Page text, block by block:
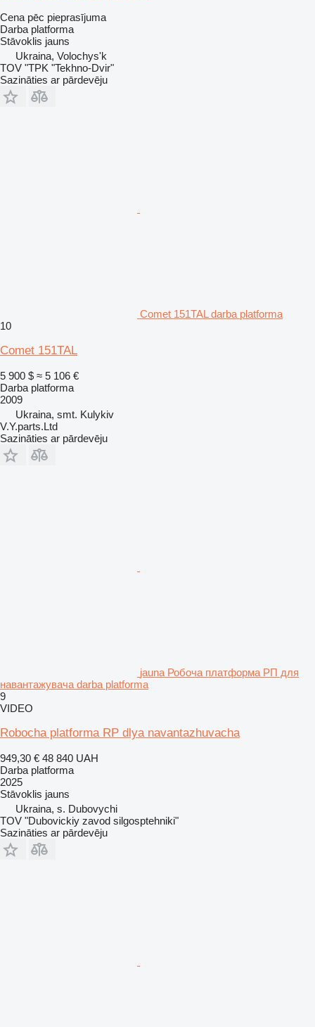
Cena pēc pieprasījuma
Darba platforma
Stāvoklis jauns
Ukraina, Volochys'k
TOV "TPK "Tekhno-Dvir"
Sazināties ar pārdevēju
Comet 151TAL darba platforma
10
Comet 151TAL
5 900 $ ≈ 5 106 €
Darba platforma
2009
Ukraina, smt. Kulykiv
V.Y.parts.Ltd
Sazināties ar pārdevēju
jauna Робоча платформа РП для
навантажувача darba platforma
9
VIDEO
Robocha platforma RP dlya navantazhuvacha
949,30 € 48 840 UAH
Darba platforma
2025
Stāvoklis jauns
Ukraina, s. Dubovychi
TOV "Dubovickiy zavod silgosptehniki"
Sazināties ar pārdevēju